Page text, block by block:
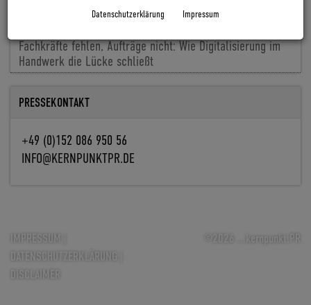
Datenschutzerklärung Impressum
Baldiso holt Markus Knöpfle an Bord
Fachkräfte fehlen, Aufträge nicht: Wie Digitalisierung im
Handwerk die Lücke schließt
PRESSEKONTAKT
+49 (0)152 086 950 56
INFO@KERNPUNKTPR.DE
IMPRESSUM
DATENSCHUTZERKLÄRUNG
DISCLAIMER
©2026 ...kernpunkt.PR